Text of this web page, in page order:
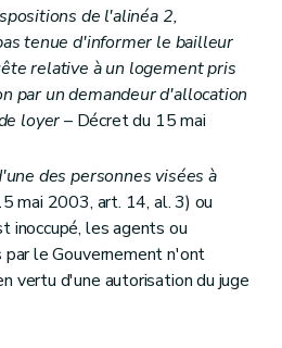
de l'alinéa 2,
tenue d'informer le bailleur
relative à un logement pris
par un demandeur d'allocation
loyer– Décret du 15 mai
des personnes visées à
mai 2003, art. 14, al. 3) ou
inoccupé, les agents ou
par le Gouvernement n'ont
vertu d'une autorisation du juge